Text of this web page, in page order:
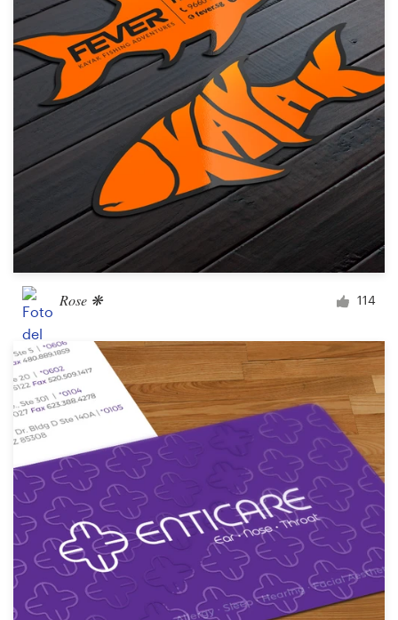
Rose ❋ 114